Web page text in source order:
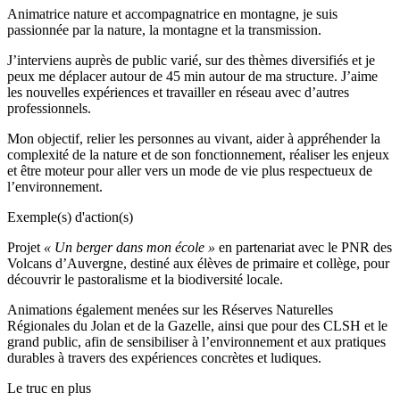
Animatrice nature et accompagnatrice en montagne, je suis
passionnée par la nature, la montagne et la transmission.
J’interviens auprès de public varié, sur des thèmes diversifiés et je
peux me déplacer autour de 45 min autour de ma structure. J’aime
les nouvelles expériences et travailler en réseau avec d’autres
professionnels.
Mon objectif, relier les personnes au vivant, aider à appréhender la
complexité de la nature et de son fonctionnement, réaliser les enjeux
et être moteur pour aller vers un mode de vie plus respectueux de
l’environnement.
Exemple(s) d'action(s)
Projet « Un berger dans mon école » en partenariat avec le PNR des
Volcans d’Auvergne, destiné aux élèves de primaire et collège, pour
découvrir le pastoralisme et la biodiversité locale.
Animations également menées sur les Réserves Naturelles
Régionales du Jolan et de la Gazelle, ainsi que pour des CLSH et le
grand public, afin de sensibiliser à l’environnement et aux pratiques
durables à travers des expériences concrètes et ludiques.
Le truc en plus